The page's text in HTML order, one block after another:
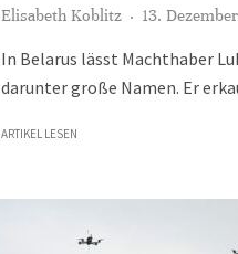
Elisabeth Koblitz · 13.
In Belarus lässt Machthaber
darunter große Namen. Er
ARTIKEL LESEN